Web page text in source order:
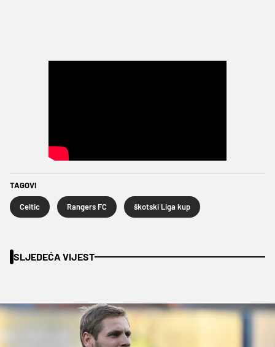
TAGOVI
Celtic Rangers FC škotski Liga kup
SLJEDEĆA VIJEST